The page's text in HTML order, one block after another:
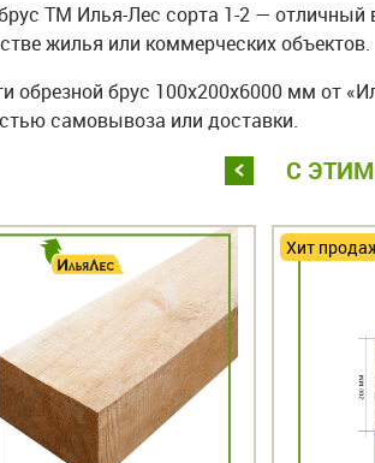
ТМ Илья-Лес сорта 1-2 — отличный
жилья или коммерческих объектов.
обрезной брус 100х200х6000 мм от
самовывоза или доставки.
С
Хит